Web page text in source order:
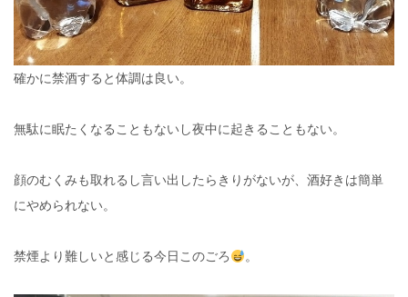
確かに禁酒すると体調は良い。
無駄に眠たくなることもないし夜中に起きることもない。
顔のむくみも取れるし言い出したらきりがないが、酒好きは簡単
にやめられない。
禁煙より難しいと感じる今日このごろ 。